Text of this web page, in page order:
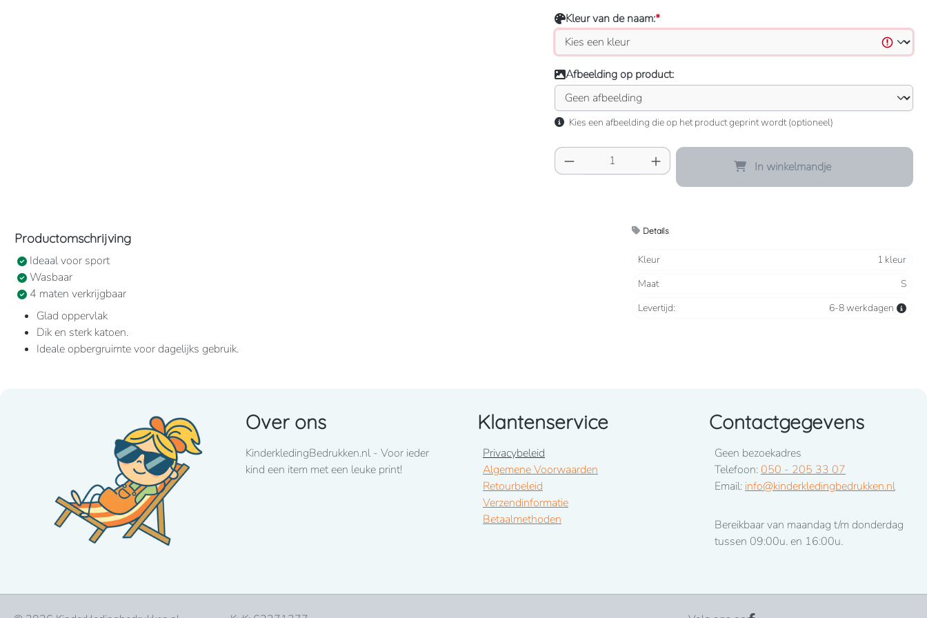
Kleur van de naam:*
Afbeelding op product:
Kies een afbeelding die op het product geprint wordt (optioneel)
Producthoeveelheid: Voer de gewenste
In winkelmandje
Productomschrijving
Ideaal voor sport
Wasbaar
4 maten verkrijgbaar
Glad oppervlak
Dik en sterk katoen.
Ideale opbergruimte voor dagelijks gebruik.
Details
Kleur
1 kleur
Maat
S
Levertijd:
6-8 werkdagen
Over ons
KinderkledingBedrukken.nl - Voor ieder
kind een item met een leuke print!
Klantenservice
Privacybeleid
Algemene Voorwaarden
Retourbeleid
Verzendinformatie
Betaalmethoden
Contactgegevens
Geen bezoekadres
Telefoon: 050 - 205 33 07
Email: info@kinderkledingbedrukken.nl
Bereikbaar van maandag t/m donderdag
tussen 09:00u. en 16:00u.